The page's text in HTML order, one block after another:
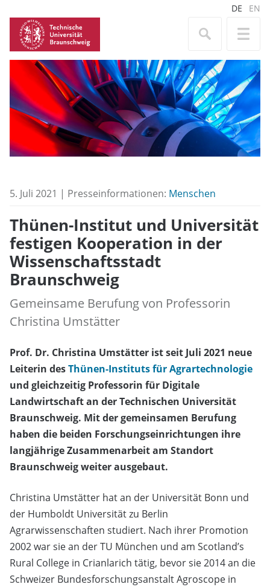
DE EN
5. Juli 2021 | Presseinformationen: Menschen
Thünen-Institut und Universität
festigen Kooperation in der
Wissenschaftsstadt
Braunschweig
Gemeinsame Berufung von Professorin
Christina Umstätter
Prof. Dr. Christina Umstätter ist seit Juli 2021 neue
Leiterin desThünen-Instituts für Agrartechnologie
und gleichzeitig Professorin für Digitale
Landwirtschaft an der Technischen Universität
Braunschweig. Mit der gemeinsamen Berufung
haben die beiden Forschungseinrichtungen ihre
langjährige Zusammenarbeit am Standort
Braunschweig weiter ausgebaut.
Christina Umstätter hat an der Universität Bonn und
der Humboldt Universität zu Berlin
Agrarwissenschaften studiert. Nach ihrer Promotion
2002 war sie an der TU München und am Scotland’s
Rural College in Crianlarich tätig, bevor sie 2014 an die
Schweizer Bundesforschungsanstalt Agroscope in